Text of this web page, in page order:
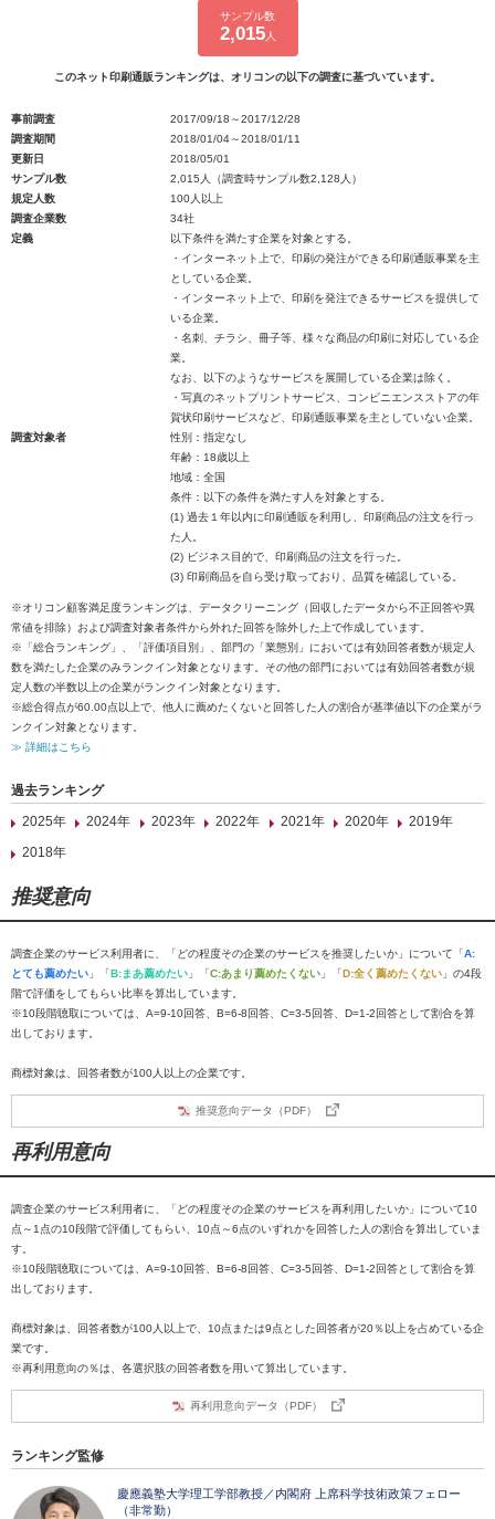
サンプル数
2,015人
このネット印刷通販ランキングは、オリコンの以下の調査に基づいています。
事前調査
2017/09/18～2017/12/28
調査期間
2018/01/04～2018/01/11
更新日
2018/05/01
サンプル数
2,015人（調査時サンプル数2,128人）
規定人数
100人以上
調査企業数
34社
定義
以下条件を満たす企業を対象とする。
・インターネット上で、印刷の発注ができる印刷通販事業を主
としている企業。
・インターネット上で、印刷を発注できるサービスを提供して
いる企業。
・名刺、チラシ、冊子等、様々な商品の印刷に対応している企
業。
なお、以下のようなサービスを展開している企業は除く。
・写真のネットプリントサービス、コンビニエンスストアの年
賀状印刷サービスなど、印刷通販事業を主としていない企業。
調査対象者
性別：指定なし
年齢：18歳以上
地域：全国
条件：以下の条件を満たす人を対象とする。
(1) 過去１年以内に印刷通販を利用し、印刷商品の注文を行っ
た人。
(2) ビジネス目的で、印刷商品の注文を行った。
(3) 印刷商品を自ら受け取っており、品質を確認している。
※オリコン顧客満足度ランキングは、データクリーニング（回収したデータから不正回答や異
常値を排除）および調査対象者条件から外れた回答を除外した上で作成しています。
※「総合ランキング」、「評価項目別」、部門の「業態別」においては有効回答者数が規定人
数を満たした企業のみランクイン対象となります。その他の部門においては有効回答者数が規
定人数の半数以上の企業がランクイン対象となります。
※総合得点が60.00点以上で、他人に薦めたくないと回答した人の割合が基準値以下の企業がラ
ンクイン対象となります。
≫ 詳細はこちら
過去ランキング
2025年
2024年 2023年 2022年 2021年 2020年
2019年
2018年
推奨意向
調査企業のサービス利用者に、「どの程度その企業のサービスを推奨したいか」について「A:
とても薦めたい 」「B:まあ薦めたい 」「C:あまり薦めたくない 」「D:全く薦めたくない 」の4段
階で評価をしてもらい比率を算出しています。
※10段階聴取については、A=9-10回答、B=6-8回答、C=3-5回答、D=1-2回答として割合を算
出しております。
商標対象は、回答者数が100人以上の企業です。
推奨意向データ（PDF）
再利用意向
調査企業のサービス利用者に、「どの程度その企業のサービスを再利用したいか」について10
点～1点の10段階で評価してもらい、10点～6点のいずれかを回答した人の割合を算出していま
す。
※10段階聴取については、A=9-10回答、B=6-8回答、C=3-5回答、D=1-2回答として割合を算
出しております。
商標対象は、回答者数が100人以上で、10点または9点とした回答者が20％以上を占めている企
業です。
※再利用意向の％は、各選択肢の回答者数を用いて算出しています。
再利用意向データ（PDF）
ランキング監修
慶應義塾大学理工学部教授／内閣府 上席科学技術政策フェロー
（非常勤）